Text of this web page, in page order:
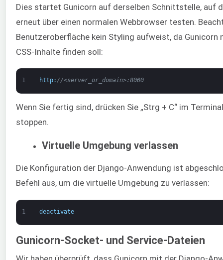
Dies startet Gunicorn auf derselben Schnittstelle, auf
erneut über einen normalen Webbrowser testen.
Benutzeroberfläche kein Styling aufweist, da
CSS-Inhalte finden soll:
1 http: //<server_or_domain>:8000
Wenn Sie fertig sind, drücken Sie „Strg + C“ im
stoppen.
Virtuelle Umgebung verlassen
Die Konfiguration der Django-Anwendung ist
Befehl aus, um die virtuelle Umgebung zu verlassen:
1 deactivate
Gunicorn-Socket- und Service-Dateien